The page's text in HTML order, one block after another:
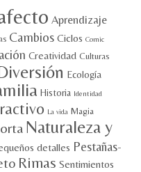
Aprendizaje
Cambios Ciclos Comic
Creatividad Culturas
Ecología
Historia Identidad
La vida Magia
Naturaleza y
detalles Pestañas-
Rimas Sentimientos